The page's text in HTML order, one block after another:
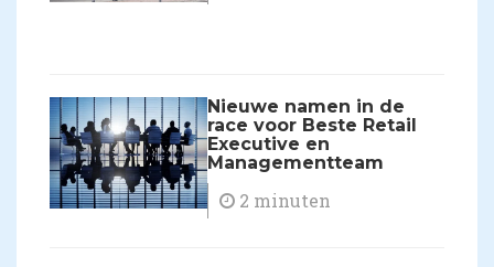
Nieuwe namen in de
race voor Beste Retail
Executive en
Managementteam
2 minuten